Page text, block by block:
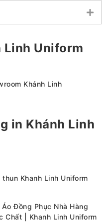
Linh Uniform
Khánh Linh
in Khánh Linh
Khanh Linh Uniform
Đồng Phục Nhà Hàng
Chất | Khanh Linh Uniform